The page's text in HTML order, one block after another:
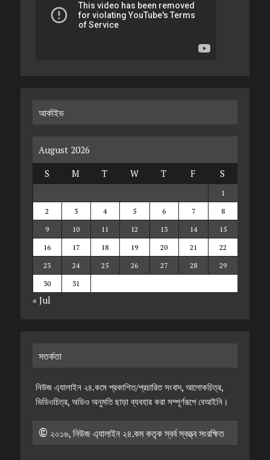
আর্কাইভ
August 2026
S
M T W T F S
1
2
3 4 5 6 7
8
9
10 11 12 13 14
15
16
17 18 19 20 21
22
23
24 25 26 27 28
29
30
31
« Jul
সতর্কতা
নিউজ এ্যালাইন ২৪.কমে প্রকাশিত/প্রচারিত সংবাদ, আলোকচিত্র,
ভিডিওচিত্র, অডিও অনুমতি ছাড়া ব্যবহার করা সম্পূর্ণরূপে বেআইনি।
© ২০১৬, নিউজ এ্যালাইন ২৪.কম কতৃক স্বর্ব স্বত্ত্ব সংরক্ষিত